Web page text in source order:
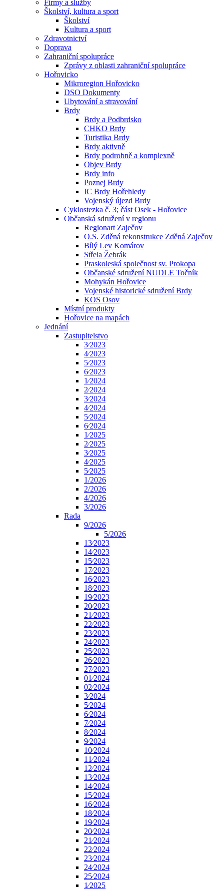
Firmy a služby
Školství, kultura a sport
Školství
Kultura a sport
Zdravotnictví
Doprava
Zahraniční spolupráce
Zprávy z oblasti zahraniční spolupráce
Hořovicko
Mikroregion Hořovicko
DSO Dokumenty
Ubytování a stravování
Brdy
Brdy a Podbrdsko
CHKO Brdy
Turistika Brdy
Brdy aktivně
Brdy podrobně a komplexně
Objev Brdy
Brdy info
Poznej Brdy
IC Brdy Hořehledy
Vojenský újezd Brdy
Cyklostezka č. 3; část Osek - Hořovice
Občanská sdružení v regionu
Regionart Zaječov
O.S. Zděná rekonstrukce Zděná Zaječov
Bílý Lev Komárov
Střela Žebrák
Praskoleská společnost sv. Prokopa
Občanské sdružení NUDLE Točník
Mohykán Hořovice
Vojenské historické sdružení Brdy
KOS Osov
Místní produkty
Hořovice na mapách
Jednání
Zastupitelstvo
3⁄2023
4⁄2023
5⁄2023
6⁄2023
1⁄2024
2⁄2024
3⁄2024
4⁄2024
5⁄2024
6⁄2024
1⁄2025
2⁄2025
3⁄2025
4⁄2025
5⁄2025
1/2026
2/2026
4/2026
3/2026
Rada
9/2026
5/2026
13⁄2023
14⁄2023
15⁄2023
17⁄2023
16⁄2023
18⁄2023
19⁄2023
20⁄2023
21⁄2023
22⁄2023
23⁄2023
24⁄2023
25⁄2023
26⁄2023
27⁄2023
01⁄2024
02⁄2024
3⁄2024
5⁄2024
6⁄2024
7⁄2024
8⁄2024
9⁄2024
10⁄2024
11⁄2024
12⁄2024
13⁄2024
14⁄2024
15⁄2024
16⁄2024
18⁄2024
19⁄2024
20⁄2024
21⁄2024
22⁄2024
23⁄2024
24⁄2024
25⁄2024
1⁄2025